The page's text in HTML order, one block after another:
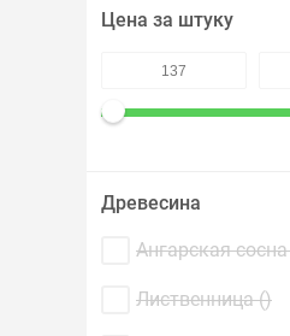
Утеплители/Изоляция
Цена за штуку
Древесина
Ангарская
Лиственница ()